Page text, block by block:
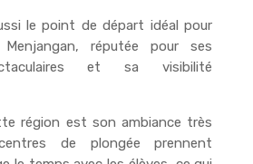
le point de départ idéal pour
réputée pour ses
et sa visibilité
région est son ambiance très
de plongée prennent